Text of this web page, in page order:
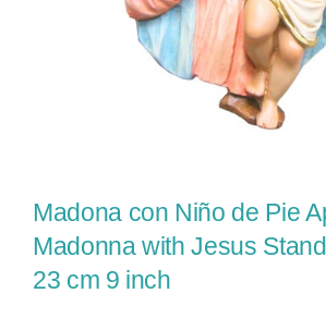
Madona con Niño de Pie
Madonna with Jesus
23 cm 9 inch